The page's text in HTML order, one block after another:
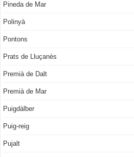
Pineda de Mar
Polinyà
Pontons
Prats de Lluçanès
Premià de Dalt
Premià de Mar
Puigdàlber
Puig-reig
Pujalt